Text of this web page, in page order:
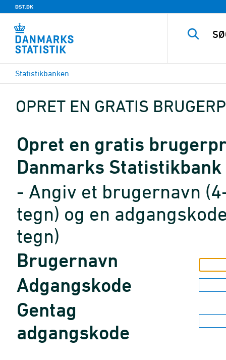
DST.DK
Statistikbanken
OPRET EN GRATIS
Opret en gratis
Danmarks Statistikbank
- Angiv et brugernavn
tegn) og en
tegn)
Brugernavn
Adgangskode
Gentag
adgangskode